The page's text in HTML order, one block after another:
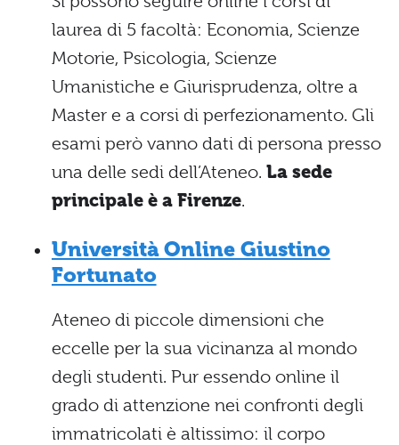
laurea di 5 facoltà: Economia, Scienze
Motorie, Psicologia, Scienze
Umanistiche e Giurisprudenza, oltre a
Master e a corsi di perfezionamento. Gli
esami però vanno dati di persona presso
una delle sedi dell’Ateneo. La sede
principale è a Firenze.
Università Online Giustino
Fortunato
Ateneo di piccole dimensioni che
eccelle per la sua vicinanza al mondo
degli studenti. Pur essendo online il
grado di attenzione nei confronti degli
immatricolati è altissimo: il corpo